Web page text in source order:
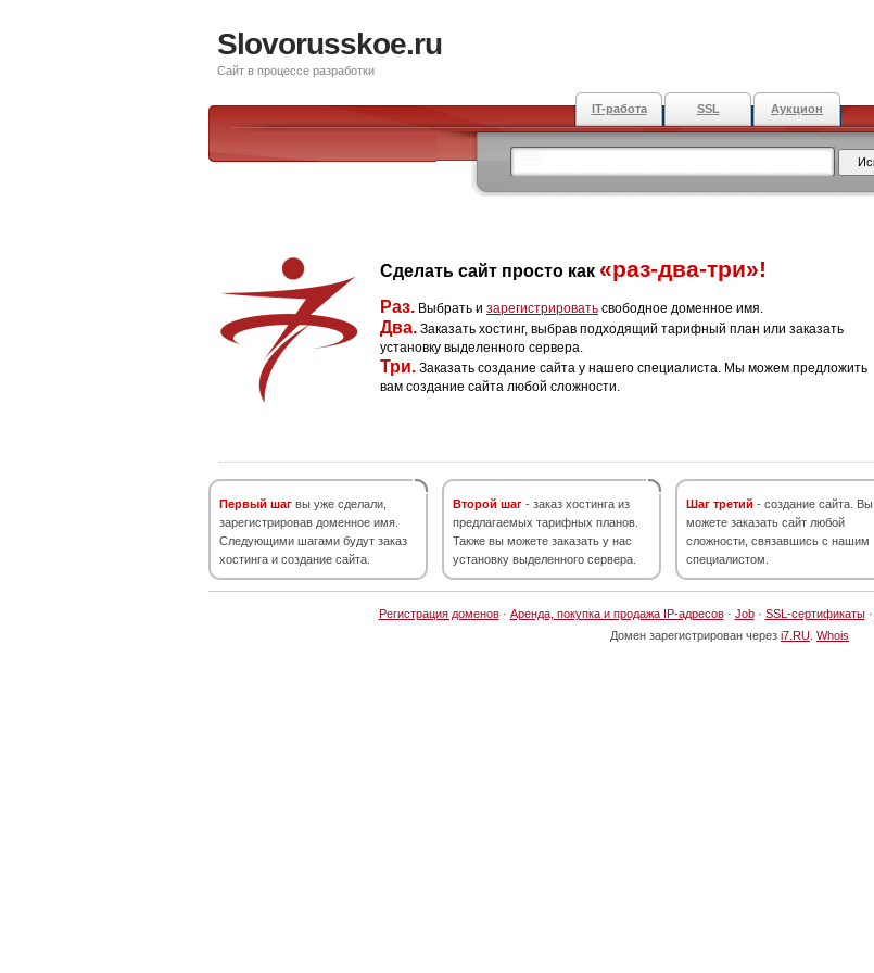
Slovorusskoe.ru
Сайт в процессе разработки
IT-работа SSL Аукцион
Сделать сайт просто как «раз-два-три»!
Раз. Выбрать и зарегистрировать свободное доменное имя.
Два. Заказать хостинг, выбрав подходящий тарифный план или заказать
установку выделенного сервера.
Три. Заказать создание сайта у нашего специалиста. Мы можем предложить
вам создание сайта любой сложности.
Первый шаг вы уже сделали,
зарегистрировав доменное имя.
Следующими шагами будут заказ
хостинга и создание сайта.
Второй шаг - заказ хостинга из
предлагаемых тарифных планов.
Также вы можете заказать у нас
установку выделенного сервера.
Шаг третий - создание сайта. Вы
можете заказать сайт любой
сложности, связавшись с нашим
специалистом.
Регистрация доменов· Аренда, покупка и продажа IP-адресов· Job· SSL-сертификаты·
Домен зарегистрирован через i7.RU Whois